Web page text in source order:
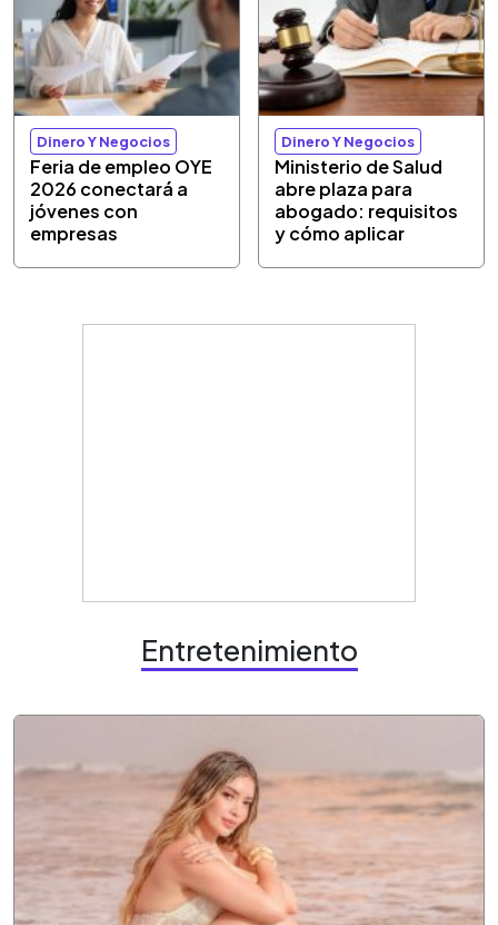
Dinero Y Negocios
Feria de empleo OYE
2026 conectará a
jóvenes con
empresas
Dinero Y Negocios
Ministerio de Salud
abre plaza para
abogado: requisitos
y cómo aplicar
Entretenimiento